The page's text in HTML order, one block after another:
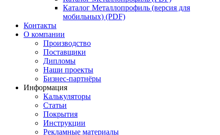
Каталог Металлопрофиль (версия для
мобильных) (PDF)
Контакты
О компании
Производство
Поставщики
Дипломы
Наши проекты
Бизнес-партнёры
Информация
Калькуляторы
Статьи
Покрытия
Инструкции
Рекламные материалы